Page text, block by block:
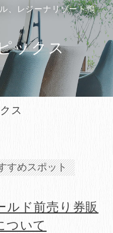
、レジーナリゾート鴨
ックス
ス
すめスポット
ルド前売り券販
ついて